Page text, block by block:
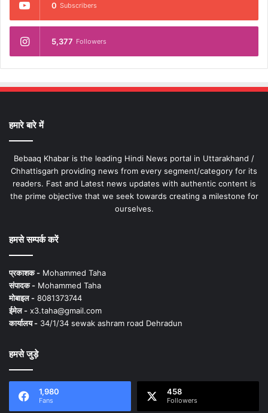
0 Subscribers
5,377 Followers
हमारे बारे में
Bebaaq Khabar is the leading Hindi News portal in Uttarakhand /
Chhattisgarh providing news from every segment/category for its
readers. Fast and Latest news updates with authentic content is
the prime objective that we seek towards creating a milestone for
ourselves.
हमसे सम्पर्क करें
प्रकाशक - Mohammed Taha
संपादक - Mohammed Taha
मोबाइल - 8081373744
ईमेल - x3.taha@gmail.com
कार्यालय - 34/1/34 sewak ashram road Dehradun
हमसे जुड़े
1,980
Fans
458
Followers